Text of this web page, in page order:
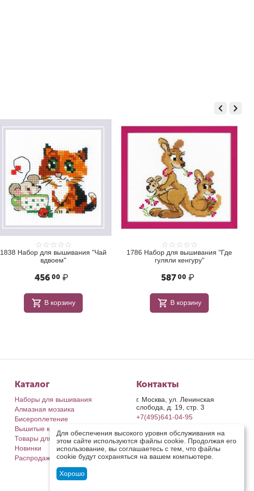
1838 Набор для вышивания "Чай
вдвоем"
45600 ₽
В корзину
1786 Набор для вышивания "Где
гуляли кенгуру"
587 00 ₽
В корзину
Каталог
Наборы для вышивания
Алмазная мозаика
Бисероплетение
Вышитые картины
Товары для рукоделия
Новинки
Распродажа
Контакты
г. Москва, ул. Ленинская
слобода, д. 19, стр. 3
+7(495)641-04-95
сб, вс: выходные дни
retail@riolis.ru
Посмотреть на карте
Для обеспечения высокого уровня обслуживания на
этом сайте используются файлы cookie. Продолжая его
использование, вы соглашаетесь с тем, что файлы
cookie будут сохраняться на вашем компьютере.
Хорошо